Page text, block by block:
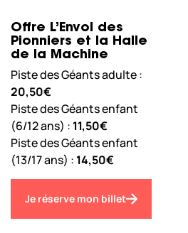
Offre L’Envol des
Pionniers et la Halle
de la Machine
Piste des Géants adulte :
20,50€
Piste des Géants enfant
(6/12 ans) : 11,50€
Piste des Géants enfant
(13/17 ans) : 14,50€
Je réserve mon billet